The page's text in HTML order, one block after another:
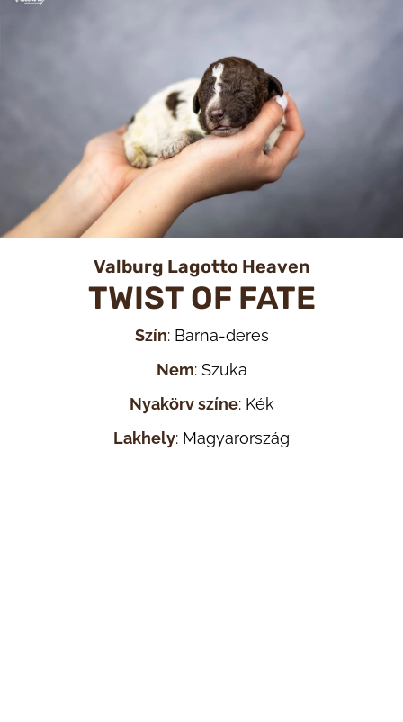
Valburg Lagotto Heaven
TWIST OF FATE
Szín: Barna-deres
Nem: Szuka
Nyakörv színe: Kék
Lakhely: Magyarország